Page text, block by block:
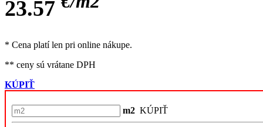
23.57
* Cena platí len pri online nákupe.
** ceny sú vrátane DPH
KÚPIŤ
m2 KÚPIŤ